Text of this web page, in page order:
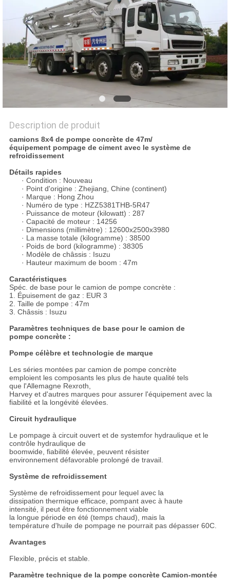
POLITIQUE
DE
CONFIDENTIALITÉ
Description de produit
camions 8x4 de pompe concrète de 47m/
équipement pompage de ciment avec le système de
refroidissement
Détails rapides
· Condition : Nouveau
· Point d'origine : Zhejiang, Chine (continent)
· Marque : Hong Zhou
· Numéro de type : HZZ5381THB-5R47
· Puissance de moteur (kilowatt) : 287
· Capacité de moteur : 14256
· Dimensions (millimètre) : 12600x2500x3980
· La masse totale (kilogramme) : 38500
· Poids de bord (kilogramme) : 38305
· Modèle de châssis : Isuzu
· Hauteur maximum de boom : 47m
Caractéristiques
Spéc. de base pour le camion de pompe concrète :
1. Épuisement de gaz : EUR 3
2. Taille de pompe : 47m
3. Châssis : Isuzu
Paramètres techniques de base pour le camion de
pompe concrète :
Pompe célèbre et technologie de marque
Les séries montées par camion de pompe concrète
emploient les composants les plus de haute qualité tels
que l'Allemagne Rexroth,
Harvey et d'autres marques pour assurer l'équipement avec la
fiabilité et la longévité élevées.
Circuit hydraulique
Le pompage à circuit ouvert et de systemfor hydraulique et le
contrôle hydraulique de
boomwide, fiabilité élevée, peuvent résister
environnement défavorable prolongé de travail.
Système de refroidissement
Système de refroidissement pour lequel avec la
dissipation thermique efficace, pompant avec à haute
intensité, il peut être fonctionnement viable
la longue période en été (temps chaud), mais la
température d'huile de pompage ne pourrait pas dépasser 60C.
Avantages
Flexible, précis et stable.
Paramètre technique de la pompe concrète Camion-montée